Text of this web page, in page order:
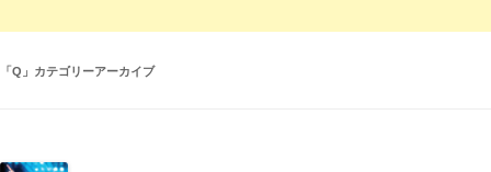
「Q 」カテゴリーアーカイブ